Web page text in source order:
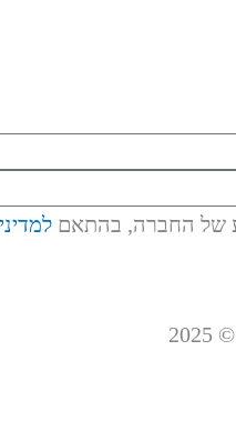
של החברה, בהתאם